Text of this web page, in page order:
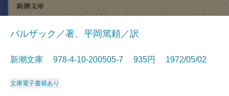
バルザック／著、平岡篤頼／訳
新潮文庫 978-4-10-200505-7 935円 1972/05/02
文庫電子書籍あり